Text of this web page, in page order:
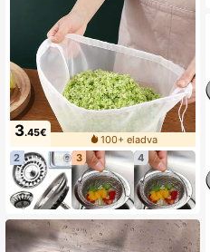
3.45€
100+ eladva
2
3 4